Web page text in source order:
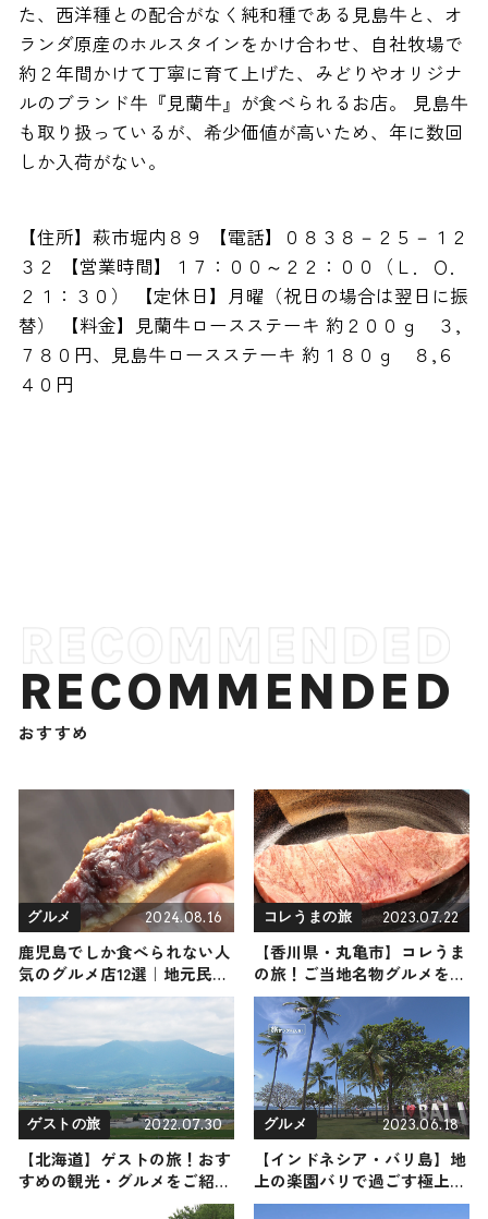
た、西洋種との配合がなく純和種である見島牛と、オ
ランダ原産のホルスタインをかけ合わせ、自社牧場で
約２年間かけて丁寧に育て上げた、みどりやオリジナ
ルのブランド牛『見蘭牛』が食べられるお店。 見島牛
も取り扱っているが、希少価値が高いため、年に数回
しか入荷がない。
【住所】萩市堀内８９ 【電話】０８３８－２５－１２
３２ 【営業時間】１７：００～２２：００（Ｌ．Ｏ．
２１：３０） 【定休日】月曜（祝日の場合は翌日に振
替） 【料金】見蘭牛ロースステーキ 約２００ｇ ３,
７８０円、見島牛ロースステーキ 約１８０ｇ ８,６
４０円
RECOMMENDED
おすすめ
グルメ 2024.08.16
鹿児島でしか食べられない人
気のグルメ店12選｜地元民お
すすめのご当地名物や知る人
ぞ知るお店など
コレうまの旅 2023.07.22
【香川県・丸亀市】コレうま
の旅！ご当地名物グルメをお
届け
ゲストの旅 2022.07.30
【北海道】ゲストの旅！おす
すめの観光・グルメをご紹介
グルメ 2023.06.18
【インドネシア・バリ島】地
上の楽園バリで過ごす極上の
ビーチリゾート〜必見ビーチ